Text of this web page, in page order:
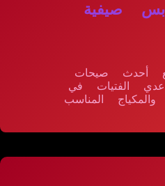
صيفية
أحدث صيحات
الفتيات في
والمكياج المناسب